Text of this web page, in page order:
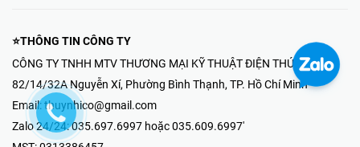
⭐THÔNG TIN CÔNG TY
CÔNG TY TNHH MTV THƯƠNG MẠI KỸ THUẬT ĐIỆN THÚY NHI
82/14/32A Nguyễn Xí, Phường Bình Thạnh, TP. Hồ Chí Minh
Email: thuynhico@gmail.com
Zalo 24/24:035.697.6997 hoặc 035.609.6997'